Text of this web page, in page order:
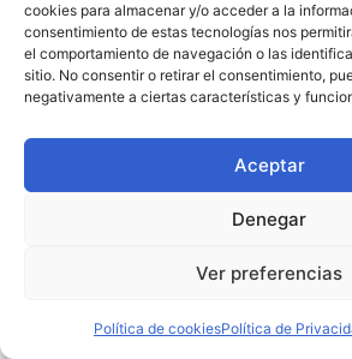
cookies para almacenar y/o acceder a la
consentimiento de estas tecnologías nos
el comportamiento de navegación o las
sitio. No consentir o retirar el consentimiento,
negativamente a ciertas características y
Aceptar
Denegar
Ver preferencias
Política de cookiesPolítica de